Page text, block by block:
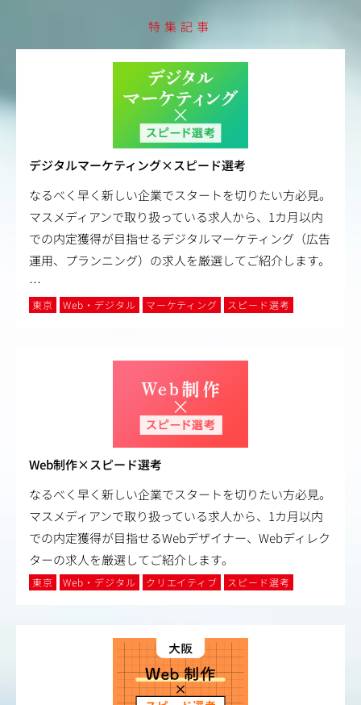
特集記事
デジタルマーケティング×スピード選考
なるべく早く新しい企業でスタートを切りたい方必見。
マスメディアンで取り扱っている求人から、1カ月以内
での内定獲得が目指せるデジタルマーケティング（広告
運用、プランニング）の求人を厳選してご紹介します。
…
東京 Web・デジタル マーケティング スピード選考
Web制作×スピード選考
なるべく早く新しい企業でスタートを切りたい方必見。
マスメディアンで取り扱っている求人から、1カ月以内
での内定獲得が目指せるWebデザイナー、Webディレク
ターの求人を厳選してご紹介します。
東京 Web・デジタル クリエイティブ スピード選考